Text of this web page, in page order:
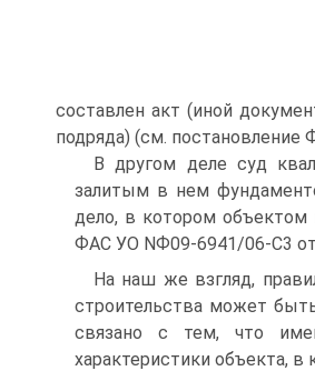
составлен акт (иной
подряда) (см.
В другом деле суд
залитым в нем
дело, в котором объектом
ФАС УО NФ09-6941/06-С3 от
На наш же взгляд,
строительства может
связано с тем, что
характеристики объекта,